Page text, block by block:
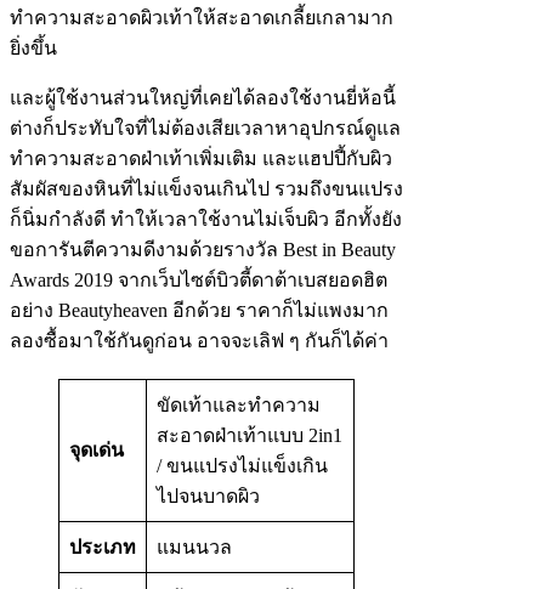
ทำความสะอาดผิวเท้าให้สะอาดเกลี้ยเกลามาก
ยิ่งขึ้น
และผู้ใช้งานส่วนใหญ่ที่เคยได้ลองใช้งานยี่ห้อนี้
ต่างก็ประทับใจที่ไม่ต้องเสียเวลาหาอุปกรณ์ดูแล
ทำความสะอาดฝ่าเท้าเพิ่มเติม และแฮปปี้กับผิว
สัมผัสของหินที่ไม่แข็งจนเกินไป รวมถึงขนแปรง
ก็นิ่มกำลังดี ทำให้เวลาใช้งานไม่เจ็บผิว อีกทั้งยัง
ขอการันตีความดีงามด้วยรางวัล Best in Beauty
Awards 2019 จากเว็บไซต์บิวตี้ดาต้าเบสยอดฮิต
อย่าง Beautyheaven อีกด้วย ราคาก็ไม่แพงมาก
ลองซื้อมาใช้กันดูก่อน อาจจะเลิฟ ๆ กันก็ได้ค่า
จุดเด่น
ขัดเท้าและทำความ
สะอาดฝ่าเท้าแบบ 2in1
/ ขนแปรงไม่แข็งเกิน
ไปจนบาดผิว
ประเภท แมนนวล